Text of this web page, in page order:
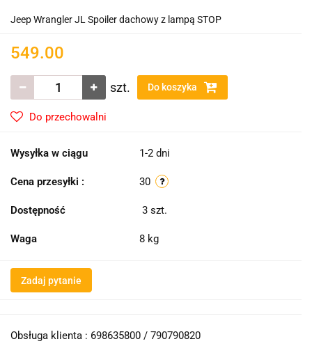
Jeep Wrangler JL Spoiler dachowy z lampą STOP
549.00
szt. Do koszyka
Do przechowalni
Wysyłka w ciągu 1-2 dni
Cena przesyłki : 30
Dostępność 3 szt.
Waga 8 kg
Zadaj pytanie
Obsługa klienta : 698635800 / 790790820